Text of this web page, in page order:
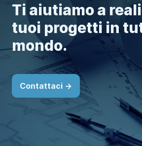
Ti aiutiamo a
tuoi progetti in
mondo.
Contattaci ->